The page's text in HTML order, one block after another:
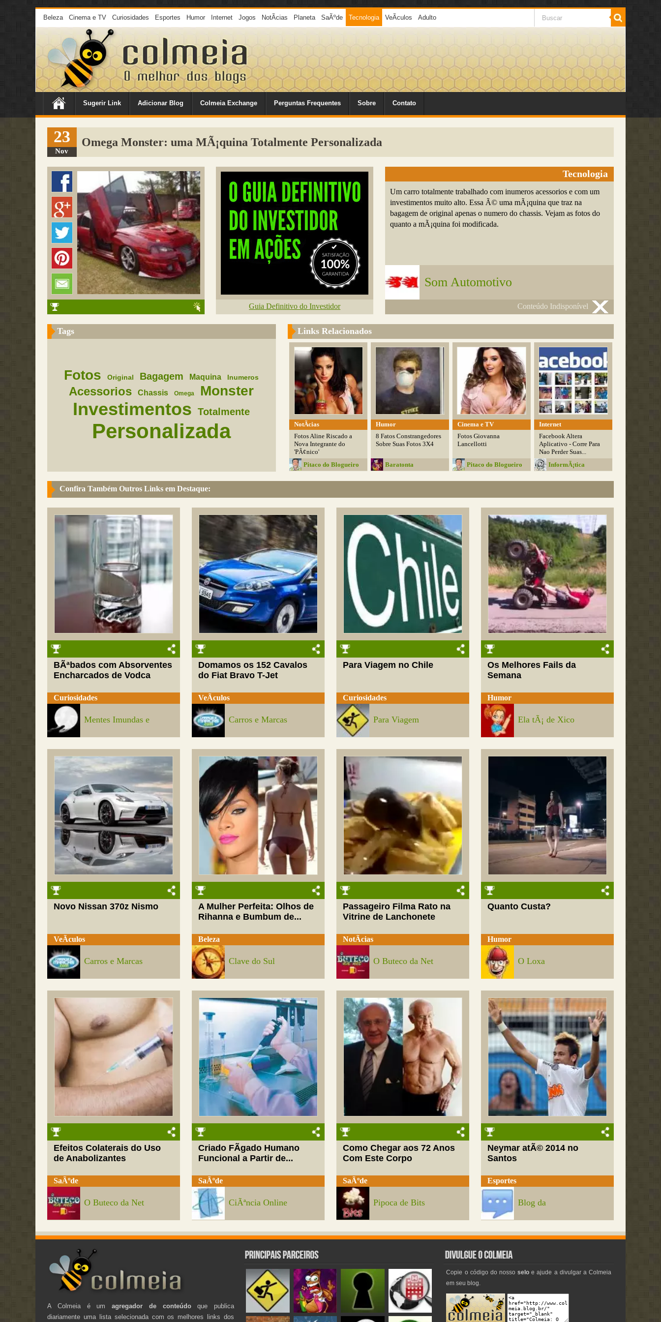
Beleza Cinema e TV Curiosidades Esportes Humor Internet Jogos NotÃ­cias Planeta SaÃºde Tecnologia VeÃ­culos Adulto
Sugerir Link Adicionar Blog Colmeia Exchange Perguntas Frequentes Sobre Contato
23
Nov
Omega Monster: uma MÃ¡quina Totalmente Personalizada
Guia Definitivo do Investidor
Tecnologia
Um carro totalmente trabalhado com inumeros acessorios e com um
investimentos muito alto. Essa Ã© uma mÃ¡quina que traz na
bagagem de original apenas o numero do chassis. Vejam as fotos do
quanto a mÃ¡quina foi modificada.
Som Automotivo
Conteúdo Indisponível
Tags
Fotos Original Bagagem Maquina Inumeros
Acessorios Chassis Omega Monster
Investimentos Totalmente
Personalizada
Links Relacionados
NotÃ­cias
Fotos Aline Riscado a
Nova Integrante do
'PÃ¢nico'
Pitaco do Blogueiro
Humor
8 Fatos Constrangedores
Sobre Suas Fotos 3X4
Baratonta
Cinema e TV
Fotos Giovanna
Lancellotti
Pitaco do Blogueiro
Internet
Facebook Altera
Aplicativo - Corre Para
Nao Perder Suas...
InformÃ¡tica
Confira Também Outros Links em Destaque:
BÃªbados com Absorventes
Encharcados de Vodca
Curiosidades
Mentes Imundas e
Domamos os 152 Cavalos
do Fiat Bravo T-Jet
VeÃ­culos
Carros e Marcas
Para Viagem no Chile
Curiosidades
Para Viagem
Os Melhores Fails da
Semana
Humor
Ela tÃ¡ de Xico
Novo Nissan 370z Nismo
VeÃ­culos
Carros e Marcas
A Mulher Perfeita: Olhos de
Rihanna e Bumbum de...
Beleza
Clave do Sul
Passageiro Filma Rato na
Vitrine de Lanchonete
NotÃ­cias
O Buteco da Net
Quanto Custa?
Humor
O Loxa
Efeitos Colaterais do Uso
de Anabolizantes
SaÃºde
O Buteco da Net
Criado FÃ­gado Humano
Funcional a Partir de...
SaÃºde
CiÃªncia Online
Como Chegar aos 72 Anos
Com Este Corpo
SaÃºde
Pipoca de Bits
Neymar atÃ© 2014 no
Santos
Esportes
Blog da
A Colmeia é umagregador de conteúdoque publica
diariamente uma lista selecionada com os melhores links dos
Copie o código do nossoselo e ajude a divulgar a Colmeia
em seu blog.